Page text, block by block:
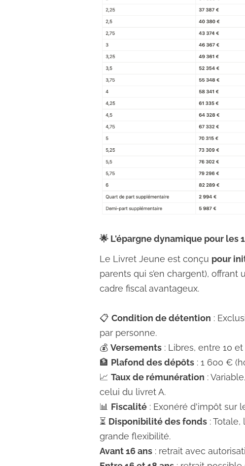
🌟 L'épargne dynamique pour les
Le Livret Jeune est conçu pour
parents qui s’en chargent),
cadre fiscal avantageux.
📋 Condition de détention :
par personne.
💰 Versements : Libres, entre 10
🏦 Plafond des dépôts : 1 600 €
📈 Taux de rémunération :
celui du livret A.
📊 Fiscalité : Exonéré d'impôt sur
⏳ Disponibilité des fonds :
grande flexibilité.
Avant 16 ans : retrait avec